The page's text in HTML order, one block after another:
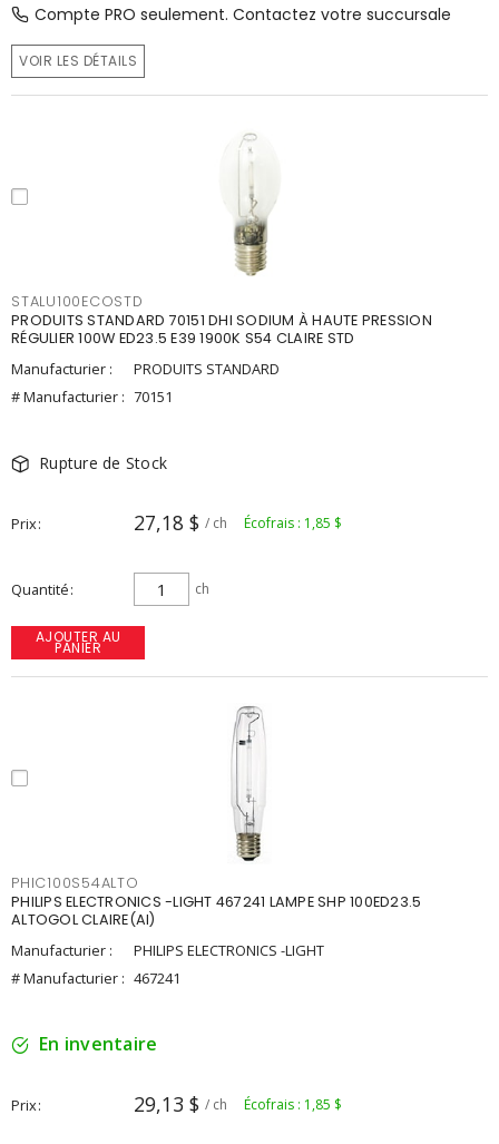
Compte PRO seulement. Contactez votre succursale
VOIR LES DÉTAILS
STALU100ECOSTD
PRODUITS STANDARD 70151 DHI SODIUM À HAUTE PRESSION
RÉGULIER 100W ED23.5 E39 1900K S54 CLAIRE STD
Manufacturier :
PRODUITS STANDARD
# Manufacturier : 70151
Rupture de Stock
Prix 27,18 $ / ch Écofrais : 1,85 $
Quantité ch
AJOUTER AU
PANIER
PHIC100S54ALTO
PHILIPS ELECTRONICS -LIGHT 467241 LAMPE SHP 100ED23.5
ALTOGOL CLAIRE(AI)
Manufacturier :
PHILIPS ELECTRONICS -LIGHT
# Manufacturier : 467241
En inventaire
Prix 29,13 $ / ch Écofrais : 1,85 $